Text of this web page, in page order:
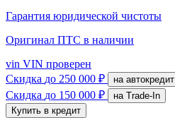
Гарантия юридической чистоты
Оригинал ПТС в наличии
vin VIN проверен
Скидка до 250 000 ₽ на автокредит
Скидка до 150 000 ₽
на Trade-In
Купить в кредит